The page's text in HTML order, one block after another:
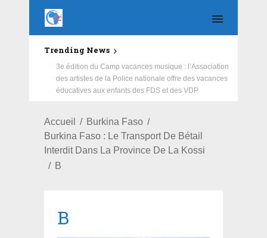
Trending News
Education : la fédération de la Russie rénove les
écoles primaire et collège du Camp Général
Aboubacar Sangoulé Lamizana
Accueil
Burkina Faso
Burkina Faso : Le Transport De Bétail
Interdit Dans La Province De La Kossi
B
B